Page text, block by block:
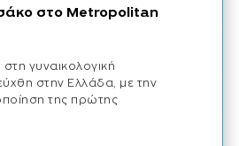
στο Metropolitan
γυναικολογική
στην Ελλάδα, με την
της πρώτης